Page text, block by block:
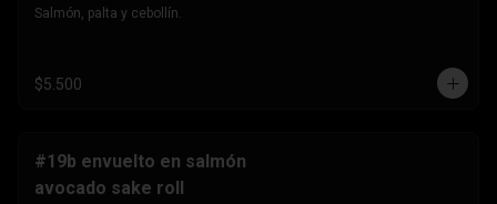
Salmón, palta y cebollín.
$5.500
#19b envuelto en salmón
avocado sake roll